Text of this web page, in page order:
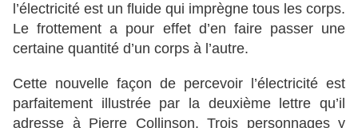
l’électricité est un fluide qui imprègne tous les corps.
Le frottement a pour effet d’en faire passer une
certaine quantité d’un corps à l’autre.
Cette nouvelle façon de percevoir l’électricité est
parfaitement illustrée par la deuxième lettre qu’il
adresse à Pierre Collinson. Trois personnages y